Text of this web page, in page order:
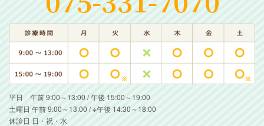
平日 午前 9:00～13:00 / 午後 15:00～19:00
土曜日 午前 9:00～13:00 / ※午後 14:30～18:00
休診日 日・祝・水